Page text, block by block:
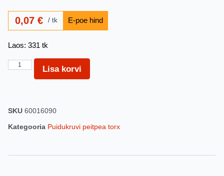
0,07€ tk
Laos: 331 tk
Lisa korvi
SKU 60016090
Kategooria Puidukruvi peitpea torx